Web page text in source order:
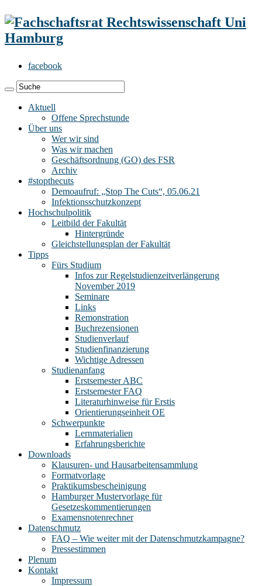
facebook
Aktuell
Offene Sprechstunde
Über uns
Wer wir sind
Was wir machen
Geschäftsordnung (GO) des FSR
Archiv
#stopthecuts
Demoaufruf: „Stop The Cuts“, 05.06.21
Infektionsschutzkonzept
Hochschulpolitik
Leitbild der Fakultät
Hintergründe
Gleichstellungsplan der Fakultät
Tipps
Fürs Studium
Infos zur Regelstudienzeitverlängerung
November 2019
Seminare
Links
Remonstration
Buchrezensionen
Studienverlauf
Studienfinanzierung
Wichtige Adressen
Studienanfang
Erstsemester ABC
Erstsemester FAQ
Literaturhinweise für Erstis
Orientierungseinheit OE
Schwerpunkte
Lernmaterialien
Erfahrungsberichte
Downloads
Klausuren- und Hausarbeitensammlung
Formatvorlage
Praktikumsbescheinigung
Hamburger Mustervorlage für
Gesetzeskommentierungen
Examensnotenrechner
Datenschmutz
FAQ – Wie weiter mit der Datenschmutzkampagne?
Pressestimmen
Plenum
Kontakt
Impressum